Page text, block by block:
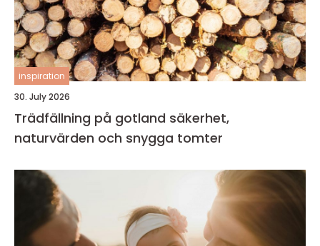
inspiration
30. July 2026
Trädfällning på gotland säkerhet,
naturvärden och snygga tomter